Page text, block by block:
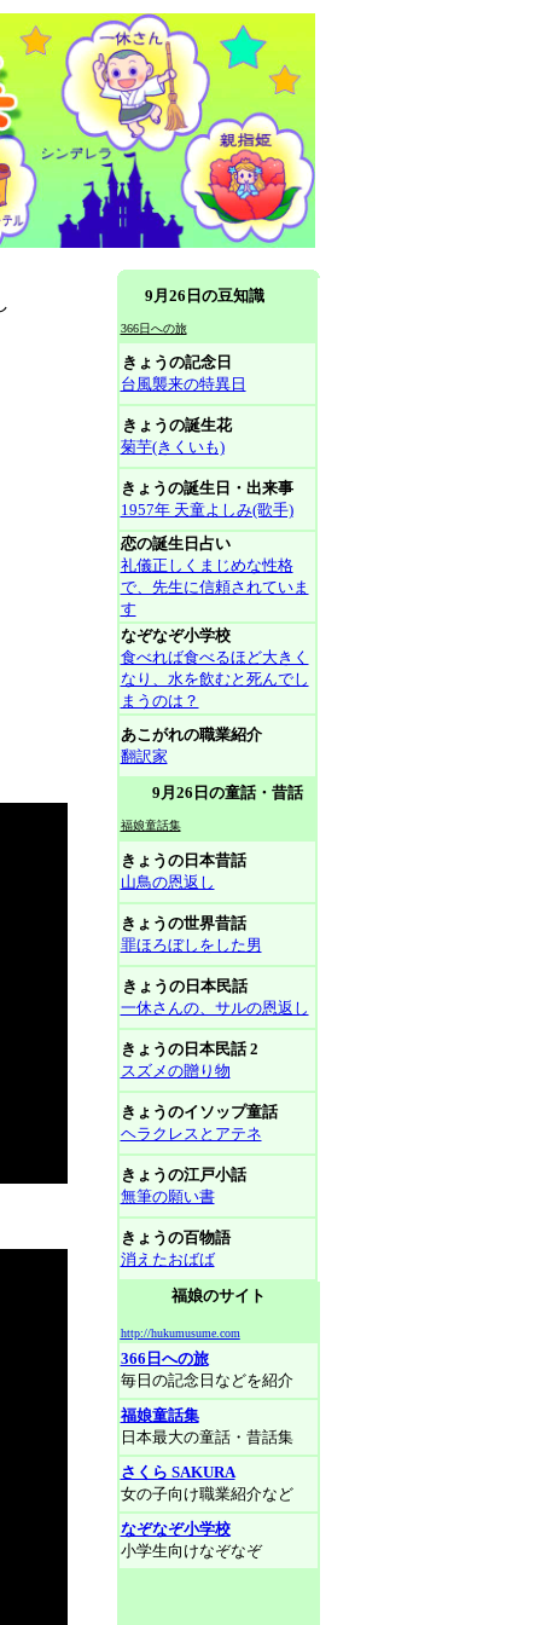
9月26日の豆知識
366日への旅
きょうの記念日
台風襲来の特異日
きょうの誕生花
菊芋(きくいも)
きょうの誕生日・出来事
1957年 天童よしみ(歌手)
恋の誕生日占い
礼儀正しくまじめな性格
で、先生に信頼されていま
す
なぞなぞ小学校
食べれば食べるほど大きく
なり、水を飲むと死んでし
まうのは？
あこがれの職業紹介
翻訳家
9月26日の童話・昔話
福娘童話集
きょうの日本昔話
山鳥の恩返し
きょうの世界昔話
罪ほろぼしをした男
きょうの日本民話
一休さんの、サルの恩返し
きょうの日本民話 2
スズメの贈り物
きょうのイソップ童話
ヘラクレスとアテネ
きょうの江戸小話
無筆の願い書
きょうの百物語
消えたおばば
福娘のサイト
http://hukumusume.com
366日への旅
毎日の記念日などを紹介
福娘童話集
日本最大の童話・昔話集
さくら SAKURA
女の子向け職業紹介など
なぞなぞ小学校
小学生向けなぞなぞ